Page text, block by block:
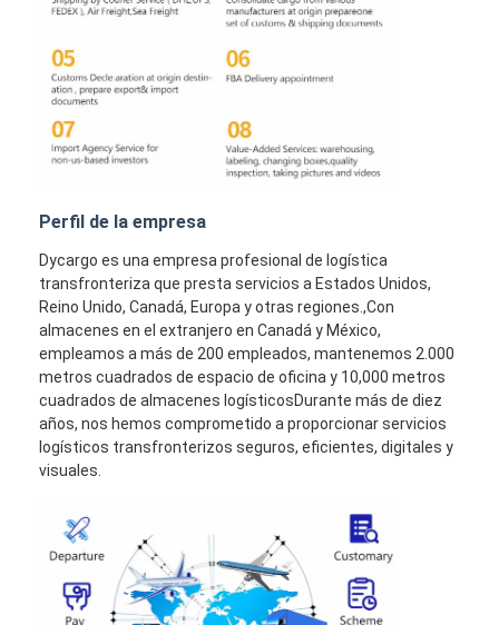
Perfil de la empresa
Dycargo es una empresa profesional de logística
transfronteriza que presta servicios a Estados Unidos,
Reino Unido, Canadá, Europa y otras regiones.,Con
almacenes en el extranjero en Canadá y México,
empleamos a más de 200 empleados, mantenemos 2.000
metros cuadrados de espacio de oficina y 10,000 metros
cuadrados de almacenes logísticosDurante más de diez
años, nos hemos comprometido a proporcionar servicios
logísticos transfronterizos seguros, eficientes, digitales y
visuales.